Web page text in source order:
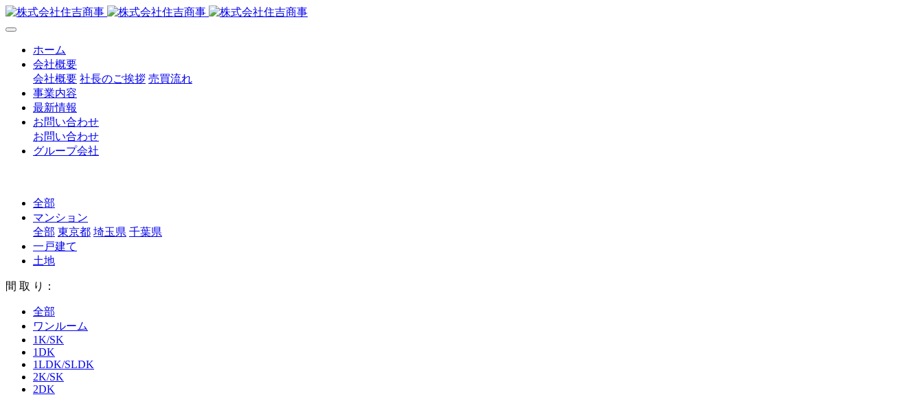
ホーム
会社概要
会社概要 社長のご挨拶 売買流れ
事業内容
最新情報
お問い合わせ
お問い合わせ
グループ会社
全部
マンション
全部 東京都 埼玉県 千葉県
一戸建て
土地
間 取 り：
全部
ワンルーム
1K/SK
1DK
1LDK/SLDK
2K/SK
2DK